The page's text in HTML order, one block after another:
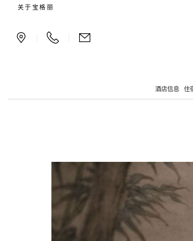
中国绘画中的自然
关于宝格丽
酒店信息 住